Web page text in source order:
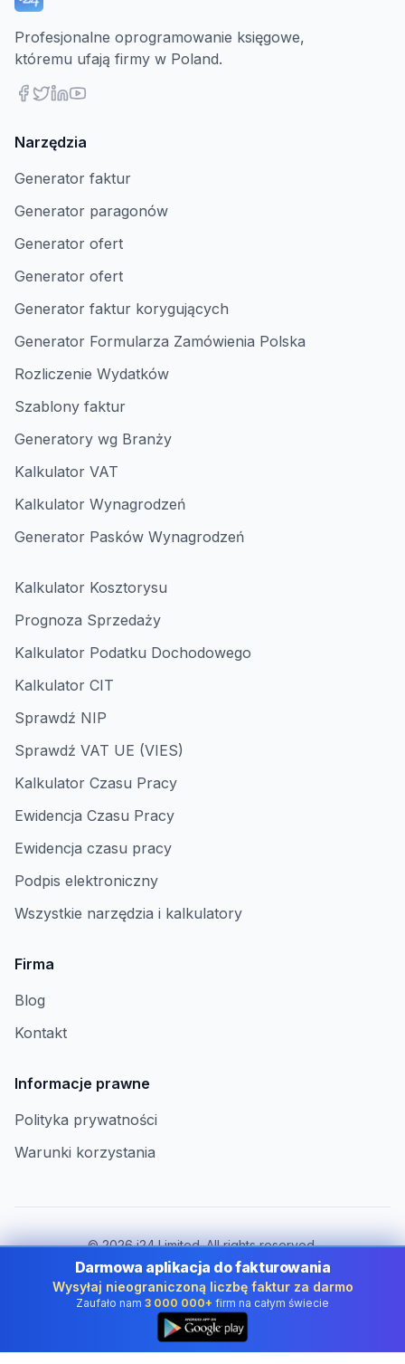
Profesjonalne oprogramowanie księgowe,
któremu ufają firmy w Poland.
Narzędzia
Generator faktur
Generator paragonów
Generator ofert
Generator ofert
Generator faktur korygujących
Generator Formularza Zamówienia Polska
Rozliczenie Wydatków
Szablony faktur
Generatory wg Branży
Kalkulator VAT
Kalkulator Wynagrodzeń
Generator Pasków Wynagrodzeń
Kalkulator Kosztorysu
Prognoza Sprzedaży
Kalkulator Podatku Dochodowego
Kalkulator CIT
Sprawdź NIP
Sprawdź VAT UE (VIES)
Kalkulator Czasu Pracy
Ewidencja Czasu Pracy
Ewidencja czasu pracy
Podpis elektroniczny
Wszystkie narzędzia i kalkulatory
Firma
Blog
Kontakt
Informacje prawne
Polityka prywatności
Warunki korzystania
©2026i24 Limited. All rights reserved.
Dla firm w Poland
Zmień kraj:
Poland
Darmowa aplikacja do fakturowania
Wysyłaj nieograniczoną liczbę faktur za darmo
Zaufało nam 3 000 000+ firm na całym świecie